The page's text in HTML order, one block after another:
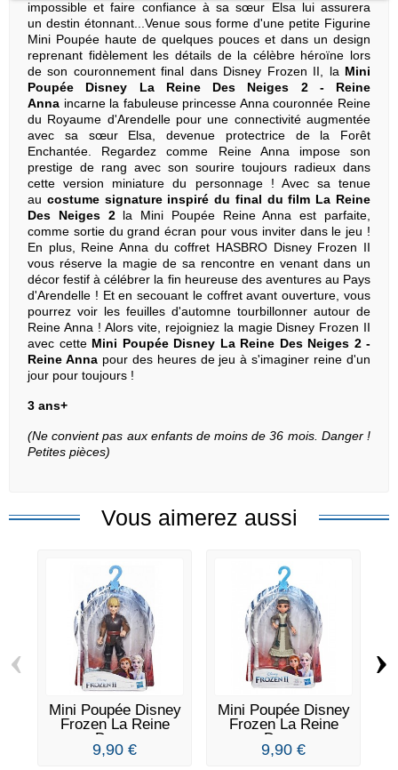
impossible et faire confiance à sa sœur Elsa lui assurera
un destin étonnant...Venue sous forme d'une petite Figurine
Mini Poupée haute de quelques pouces et dans un design
reprenant fidèlement les détails de la célèbre héroïne lors
de son couronnement final dans Disney Frozen II, la Mini
Poupée Disney La Reine Des Neiges 2 - Reine
Anna incarne la fabuleuse princesse Anna couronnée Reine
du Royaume d'Arendelle pour une connectivité augmentée
avec sa sœur Elsa, devenue protectrice de la Forêt
Enchantée. Regardez comme Reine Anna impose son
prestige de rang avec son sourire toujours radieux dans
cette version miniature du personnage ! Avec sa tenue
au costume signature inspiré du final du film La Reine
Des Neiges 2la Mini Poupée Reine Anna est parfaite,
comme sortie du grand écran pour vous inviter dans le jeu !
En plus, Reine Anna du coffret HASBRO Disney Frozen II
vous réserve la magie de sa rencontre en venant dans un
décor festif à célébrer la fin heureuse des aventures au Pays
d'Arendelle ! Et en secouant le coffret avant ouverture, vous
pourrez voir les feuilles d'automne tourbillonner autour de
Reine Anna ! Alors vite, rejoigniez la magie Disney Frozen II
avec cette Mini Poupée Disney La Reine Des Neiges 2 -
Reine Annapour des heures de jeu à s'imaginer reine d'un
jour pour toujours !
3 ans+
(Ne convient pas aux enfants de moins de 36 mois. Danger !
Petites pièces)
Vous aimerez aussi
Mini Poupée Disney
Frozen La Reine
Des...
9,90 €
Mini Poupée Disney
Frozen La Reine
Des...
9,90 €
‹ ›